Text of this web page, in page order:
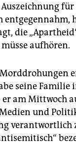
für
die
aufhören.
seine Familie
am Mittwoch
und
verantwortlich